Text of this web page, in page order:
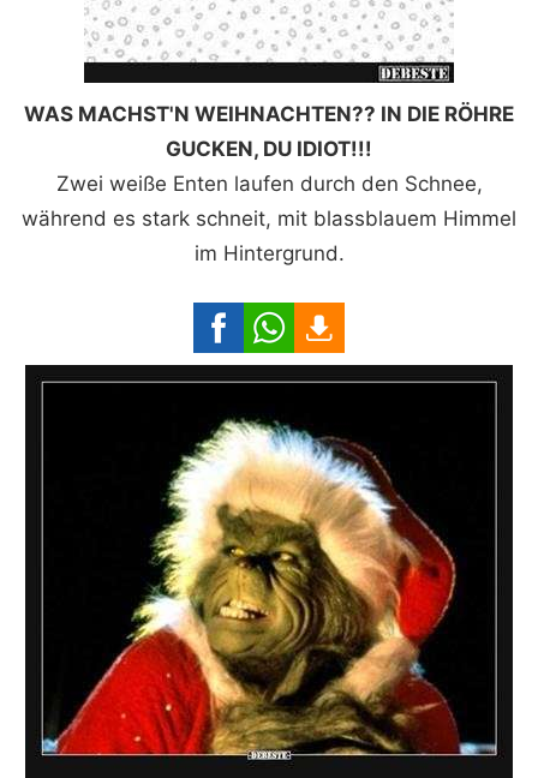
WAS MACHST'N WEIHNACHTEN?? IN DIE RÖHRE
GUCKEN, DU IDIOT!!!
Zwei weiße Enten laufen durch den Schnee,
während es stark schneit, mit blassblauem Himmel
im Hintergrund.